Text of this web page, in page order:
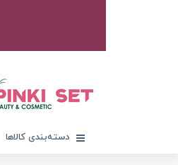
دسته‌بندی کالاها